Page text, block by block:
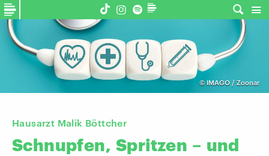
© IMAGO / Zoonar
Hausarzt Malik Böttcher
Schnupfen, Spritzen – und